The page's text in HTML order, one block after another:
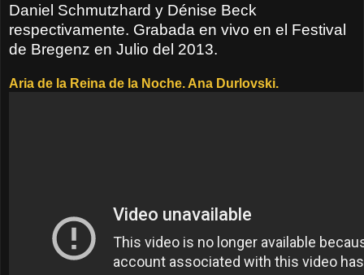
Daniel Schmutzhard y Dénise Beck
respectivamente. Grabada en vivo en el Festival
de Bregenz en Julio del 2013.
Aria de la Reina de la Noche. Ana Durlovski.